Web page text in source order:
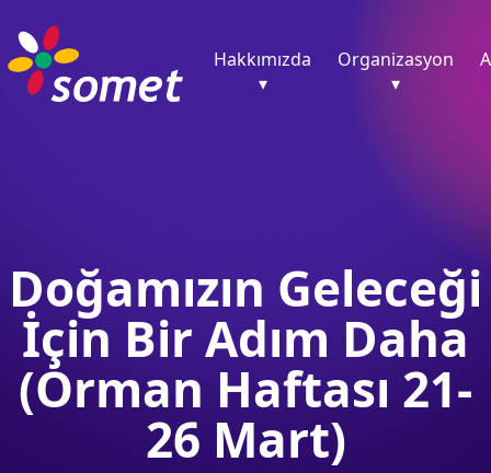
Hakkımızda
▾
Organizasyon
▾
Doğamızın Geleceği
İçin Bir Adım Daha
(Orman Haftası 21-
26 Mart)